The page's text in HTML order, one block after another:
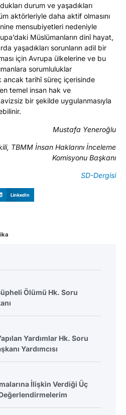
durum ve yaşadıkları
aktörleriyle daha aktif olmasını
mensubiyetleri nedeniyle
Müslümanların dinî hayat,
yaşadıkları sorunların adil bir
için Avrupa ülkelerine ve bu
sorumluluklar
ancak tarihî süreç içerisinde
temel insan hak ve
bir şekilde uygulanmasıyla
Mustafa Yeneroğlu
TBMM İnsan Haklarını İnceleme
Komisyonu Başkanı
SD-Dergisi
LinkedIn
Ölümü Hk. Soru
Yardımlar Hk. Soru
Yardımcısı
İlişkin Verdiği Üç